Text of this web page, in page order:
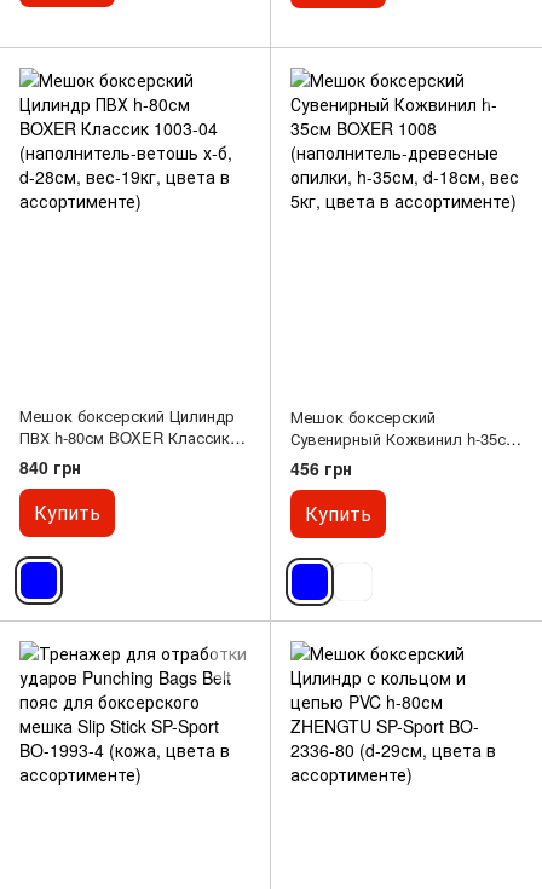
Мешок боксерский Цилиндр
ПВХ h-80см BOXER Классик
1003-04 (наполнитель-ветошь
х-б, d-28см, вес-19кг, цвета в
ассортименте)
840 грн
Купить
Мешок боксерский
Сувенирный Кожвинил h-35см
BOXER 1008 (наполнитель-
древесные опилки, h-35см, d-
18см, вес 5кг, цвета в
ассортименте)
456 грн
Купить